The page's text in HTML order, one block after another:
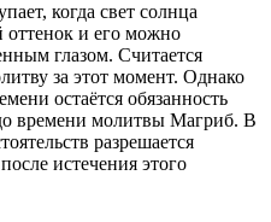
когда свет солнца
оттенок и его можно
глазом. Считается
за этот момент. Однако
остаётся обязанность
времени молитвы Магриб. В
разрешается
истечения этого